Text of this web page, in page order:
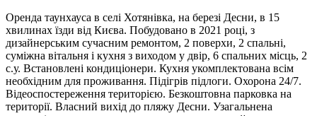
Оренда таунхауса в селі Хотянівка, на березі Десни, в 15
хвилинах їзди від Києва. Побудовано в 2021 році, з
дизайнерським сучасним ремонтом, 2 поверхи, 2 спальні,
суміжна вітальня і кухня з виходом у двір, 6 спальних місць, 2
с.у. Встановлені кондиціонери. Кухня укомплектована всім
необхідним для проживання. Підігрів підлоги. Охорона 24/7.
Відеоспостереження територією. Безкоштовна парковка на
території. Власний вихід до пляжу Десни. Узагальнена